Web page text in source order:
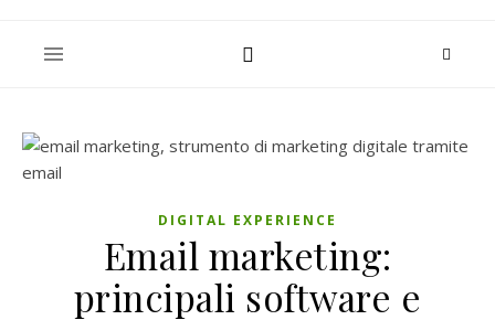
DIGITAL EXPERIENCE
Email marketing:
principali software e